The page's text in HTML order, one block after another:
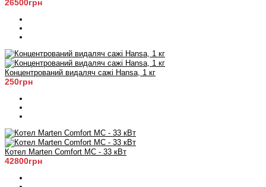
26500грн
Концентрований видаляч сажі Hansa, 1 кг
250грн
Котел Marten Comfort MC - 33 кВт
42800грн